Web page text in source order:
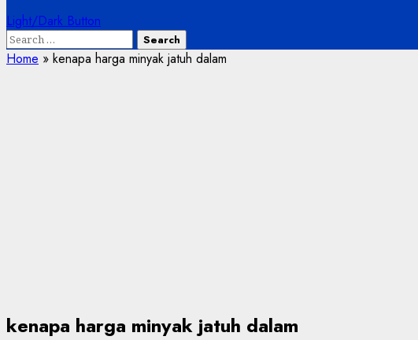
Light/Dark Button
Search
for:
Home » kenapa harga minyak jatuh dalam
kenapa harga minyak jatuh dalam